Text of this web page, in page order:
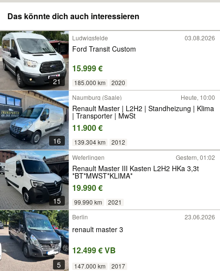
Das könnte dich auch interessieren
21
Ludwigsfelde 03.08.2026
Ford Transit Custom
15.999 €
185.000 km 2020
16
Naumburg (Saale) Heute, 10:00
Renault Master | L2H2 | Standheizung | Klima
| Transporter | MwSt
11.900 €
139.304 km 2012
15
Weferlingen Gestern, 01:02
Renault Master III Kasten L2H2 HKa 3,3t
*BT*MWST*KLIMA*
19.990 €
99.990 km 2021
5
Berlin 23.06.2026
renault master 3
12.499 € VB
147.000 km 2017